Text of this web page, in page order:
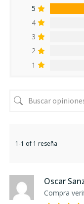
5
4
3
2
1
1-1 of 1 reseña
Oscar
Compra